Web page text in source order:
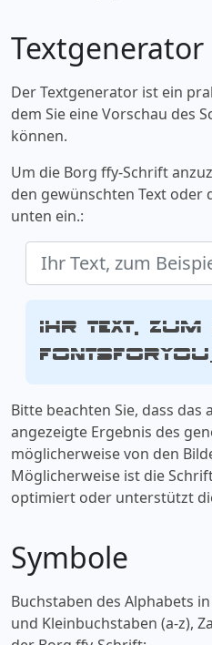
Textgenerator
Der Textgenerator ist ein
dem Sie eine Vorschau des
können.
Um die Borg ffy-Schrift
den gewünschten Text oder
unten ein.:
Ihr Text, zum
Bitte beachten Sie, dass das
angezeigte Ergebnis des
möglicherweise von den
Möglicherweise ist die
optimiert oder unterstützt
Symbole
Buchstaben des Alphabets
und Kleinbuchstaben (a-z),